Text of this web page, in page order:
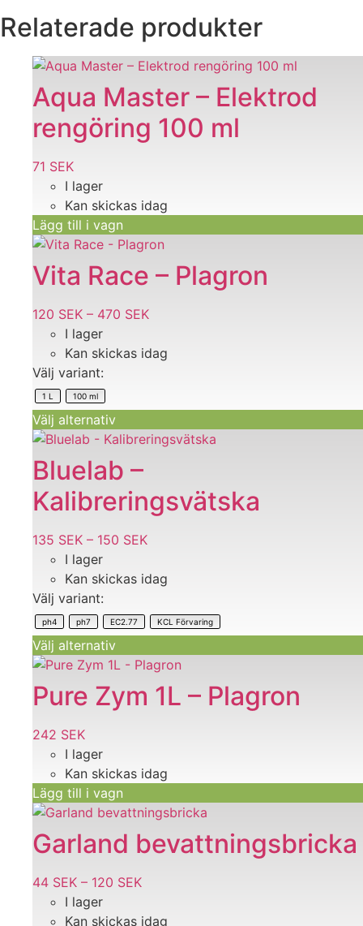
Relaterade produkter
Aqua Master – Elektrod
rengöring 100 ml
71 SEK
I lager
Kan skickas idag
Lägg till i vagn
Vita Race – Plagron
120 SEK – 470 SEK
till
1 L 100 ml
I lager
Kan skickas idag
Välj variant:
Välj alternativ
Den
här
produkten
flera
varianter.
olika
alternativen
kan
väljas
på
produktsidan
Bluelab –
Kalibreringsvätska
135 SEK – 150 SEK
till
ph4 ph7 EC2.77 KCL Förvaring
I lager
Kan skickas idag
Välj variant:
Välj alternativ
Den
här
produkten
har
flera
varianter.
olika
alternativen
kan
väljas
på
produktsidan
Pure Zym 1L – Plagron
242 SEK
I lager
Kan skickas idag
Lägg till i vagn
Garland bevattningsbricka
44 SEK – 120 SEK
till
I lager
Kan skickas idag
Den
här
produkten
flera
varianter.